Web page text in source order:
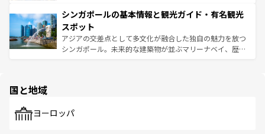
参照してほしい。
激する。気候は一年中温暖で、どの季節にも異なる楽しみ
が待っている。親しみやすいタイの人々、仏教を中心とし
た文化、そして多様な観光資源が、訪れる旅人を魅了し続
ける。 なお、新着のタイ情報はコンテンツ一覧を参照して
み、どこを訪れても感動するはず。観光スポットが密集し
ており、効率よく見どころを回れるのも魅力。息をのむよ
うな絶景から文化的な体験まで、香港を存分に楽しみ尽く
そう。 なお、新着の香港情報はコンテンツ一覧を参照して
シンガポールの基本情報と観光ガイド・有名観光
スポット
アジアの交差点として多文化が融合した独自の魅力を放つ
シンガポール。未来的な建築物が並ぶマリーナベイ、歴史
で、ホーカーズは地元の風情を楽しめる外せないスポット
国と地域
ヨーロッパ